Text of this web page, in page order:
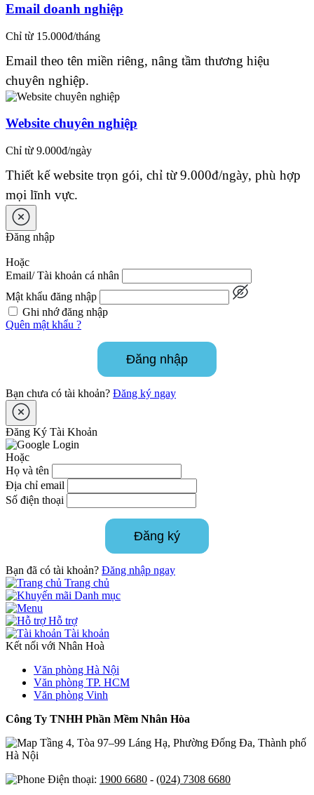
Email doanh nghiệp
Chỉ từ 15.000đ/tháng
Email theo tên miền riêng, nâng tầm thương hiệu
chuyên nghiệp.
Website chuyên nghiệp
Chỉ từ 9.000đ/ngày
Thiết kế website trọn gói, chỉ từ 9.000đ/ngày, phù hợp
mọi lĩnh vực.
Đăng nhập
Hoặc
Email/ Tài khoản cá nhân
Mật khẩu đăng nhập
Ghi nhớ đăng nhập
Quên mật khẩu ?
Đăng nhập
Bạn chưa có tài khoản? Đăng ký ngay
Đăng Ký Tài Khoản
Hoặc
Họ và tên
Địa chỉ email
Số điện thoại
Đăng ký
Bạn đã có tài khoản? Đăng nhập ngay
Trang chủ
Danh mục
Hỗ trợ
Tài khoản
Kết nối với Nhân Hoà
Văn phòng Hà Nội
Văn phòng TP. HCM
Văn phòng Vinh
Công Ty TNHH Phần Mềm Nhân Hòa
Tầng 4, Tòa 97–99 Láng Hạ, Phường Đống Đa, Thành phố
Hà Nội
Điện thoại: 1900 6680 - (024) 7308 6680